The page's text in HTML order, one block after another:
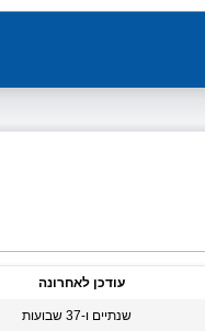
עודכן לאחרונה
שנתיים ו-37 שבועות